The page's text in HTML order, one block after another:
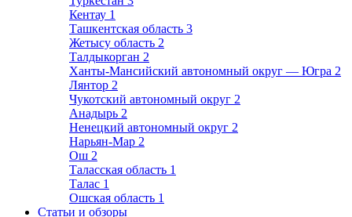
Кентау 1
Ташкентская область 3
Жетысу область 2
Талдыкорган 2
Ханты-Мансийский автономный округ — Югра 2
Лянтор 2
Чукотский автономный округ 2
Анадырь 2
Ненецкий автономный округ 2
Нарьян-Мар 2
Ош 2
Таласская область 1
Талас 1
Ошская область 1
Статьи и обзоры